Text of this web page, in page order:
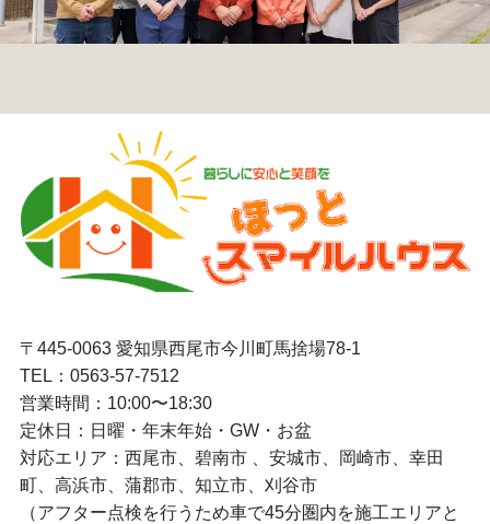
〒445-0063 愛知県西尾市今川町馬捨場78-1
TEL： 0563-57-7512
営業時間：10:00〜18:30
定休日：日曜・年末年始・GW・お盆
対応エリア：西尾市、碧南市 、安城市、岡崎市、幸田
町、高浜市、蒲郡市、知立市、刈谷市
（アフター点検を行うため車で45分圏内を施工エリアと